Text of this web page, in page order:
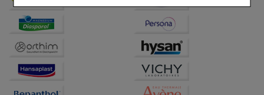
Einkaufserlebnis noch ansprechender zu gestalten,
beispielsweise für die Wiedererkennung des
Besuchers oder unsere Seite an bevorzugte
anzupassen. Komfort-Cookies ermöglichen es uns
anzuzeigen und unser Partnerprogramm zu
betreiben.